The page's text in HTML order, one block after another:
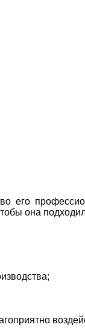
его
она